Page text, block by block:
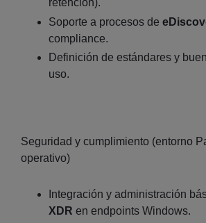
retención).
Soporte a procesos de
compliance.
Definición de estándares y
uso.
Seguridad y cumplimiento (entorno
operativo)
Integración y administración
XDR en endpoints Windows.